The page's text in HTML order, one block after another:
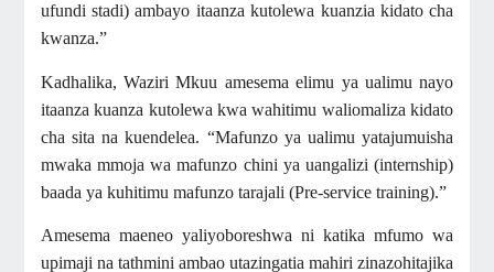
ufundi stadi) ambayo itaanza kutolewa kuanzia kidato cha
kwanza.”
Kadhalika, Waziri Mkuu amesema elimu ya ualimu nayo
itaanza kuanza kutolewa kwa wahitimu waliomaliza kidato
cha sita na kuendelea. “Mafunzo ya ualimu yatajumuisha
mwaka mmoja wa mafunzo chini ya uangalizi (internship)
baada ya kuhitimu mafunzo tarajali (Pre-service training).”
Amesema maeneo yaliyoboreshwa ni katika mfumo wa
upimaji na tathmini ambao utazingatia mahiri zinazohitajika